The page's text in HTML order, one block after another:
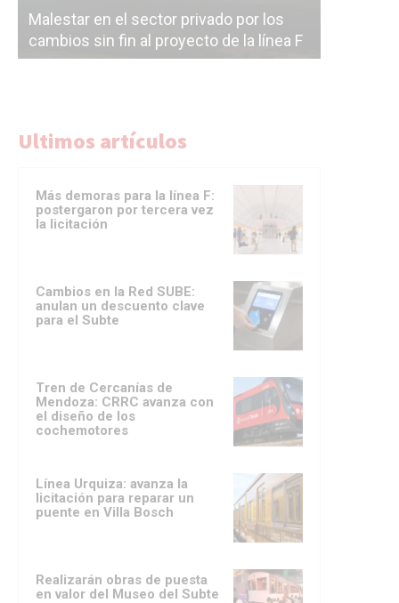
Malestar en el sector privado por los
cambios sin fin al proyecto de la línea F
Ultimos artículos
Más demoras para la línea F:
postergaron por tercera vez
la licitación
Cambios en la Red SUBE:
anulan un descuento clave
para el Subte
Tren de Cercanías de
Mendoza: CRRC avanza con
el diseño de los
cochemotores
Línea Urquiza: avanza la
licitación para reparar un
puente en Villa Bosch
Realizarán obras de puesta
en valor del Museo del Subte